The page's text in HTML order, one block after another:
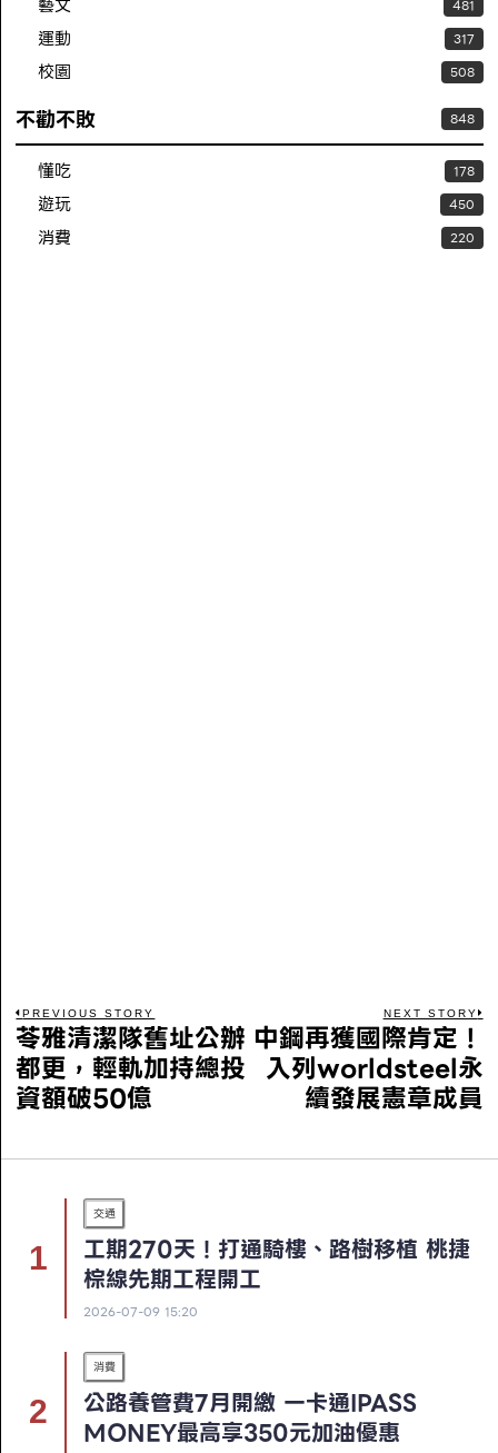
481
運動 317
校園 508
不勸不敗 848
懂吃 178
遊玩 450
消費 220
PREVIOUS STORY
苓雅清潔隊舊址公辦
都更，輕軌加持總投
資額破50億
NEXT STORY
中鋼再獲國際肯定！
入列worldsteel永
續發展憲章成員
交通
工期270天！打通騎樓、路樹移植 桃捷
棕線先期工程開工
2026-07-09 15:20
消費
公路養管費7月開繳 一卡通iPASS
MONEY最高享350元加油優惠